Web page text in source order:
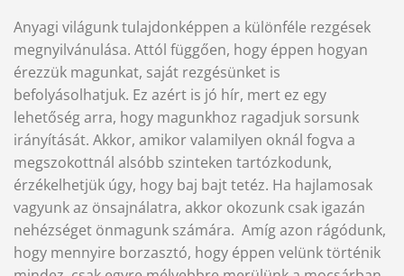
Anyagi világunk tulajdonképpen a különféle rezgések
megnyilvánulása. Attól függően, hogy éppen hogyan
érezzük magunkat, saját rezgésünket is
befolyásolhatjuk. Ez azért is jó hír, mert ez egy
lehetőség arra, hogy magunkhoz ragadjuk sorsunk
irányítását. Akkor, amikor valamilyen oknál fogva a
megszokottnál alsóbb szinteken tartózkodunk,
érzékelhetjük úgy, hogy baj bajt tetéz. Ha hajlamosak
vagyunk az önsajnálatra, akkor okozunk csak igazán
nehézséget önmagunk számára. Amíg azon rágódunk,
hogy mennyire borzasztó, hogy éppen velünk történik